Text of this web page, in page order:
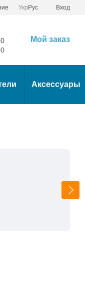
Укр Рус Вход
Мой заказ
Аксессуары